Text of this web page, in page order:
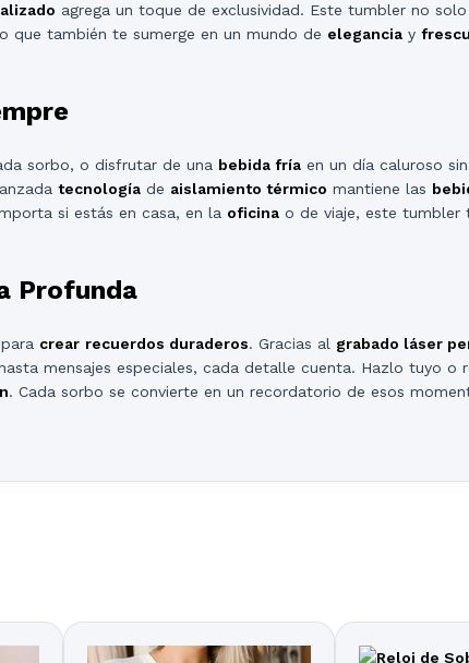
agrega un toque de exclusividad. Este tumbler no
que también te sumerge en un mundo de elegancia y
sorbo, o disfrutar de una bebida fría en un día caluroso
tecnología de aislamiento térmico mantiene las
si estás en casa, en la oficina o de viaje, este tumbler
Profunda
crear recuerdos duraderos. Gracias al grabado láser
mensajes especiales, cada detalle cuenta. Hazlo tuyo o
. Cada sorbo se convierte en un recordatorio de esos